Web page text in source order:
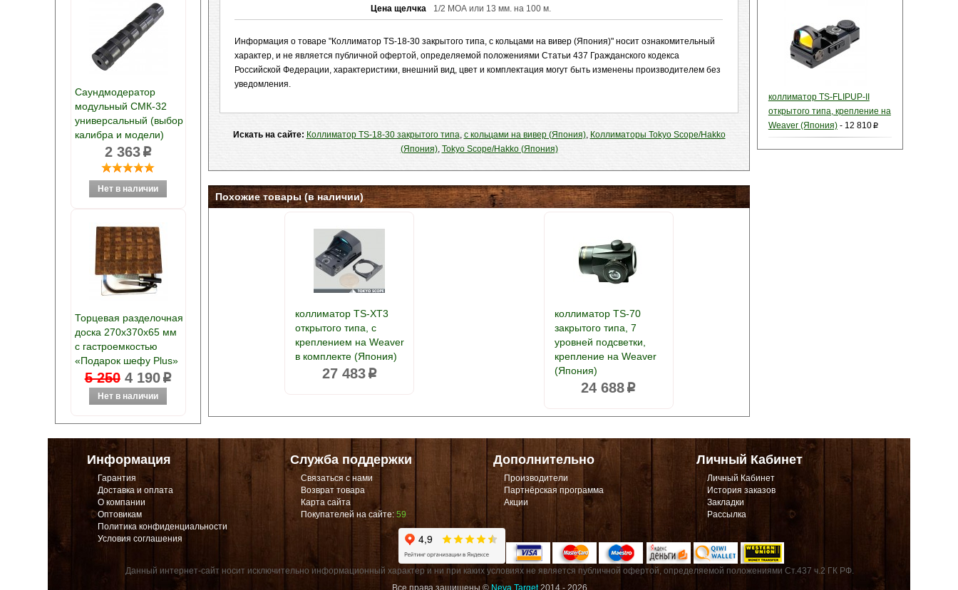
Саундмодератор
модульный СМК-32
универсальный (выбор
калибра и модели)
2 363p
Торцевая разделочная
доска 270х370х65 мм
с гастроемкостью
«Подарок шефу Plus»
5 250 4 190p
коллиматор TS-FLIPUP-II
открытого типа, крепление на
Weaver (Япония)- 12 810p
Цена щелчка 1/2 МОА или 13 мм. на 100 м.
Информация о товаре "Коллиматор TS-18-30 закрытого типа, с кольцами на вивер (Япония)" носит ознакомительный
характер, и не является публичной офертой, определяемой положениями Статьи 437 Гражданского кодекса
Российской Федерации, характеристики, внешний вид, цвет и комплектация могут быть изменены производителем без
уведомления.
Искать на сайте: Коллиматор TS-18-30 закрытого типа, с кольцами на вивер (Япония), Коллиматоры Tokyo Scope/Hakko
(Япония), Tokyo Scope/Hakko (Япония)
Похожие товары (в наличии)
коллиматор TS-XT3
открытого типа, с
креплением на Weaver
в комплекте (Япония)
27 483p
коллиматор TS-70
закрытого типа, 7
уровней подсветки,
крепление на Weaver
(Япония)
24 688 p
Информация
Гарантия
Доставка и оплата
О компании
Оптовикам
Политика конфиденциальности
Условия соглашения
Служба поддержки
Связаться с нами
Возврат товара
Карта сайта
Покупателей на сайте: 59
Дополнительно
Производители
Партнёрская программа
Акции
Личный Кабинет
Личный Кабинет
История заказов
Закладки
Рассылка
Данный интернет-сайт носит исключительно информационный характер и ни при каких условиях не является публичной офертой, определяемой положениями Ст.437 ч.2 ГК РФ.
Все права защищены © Neva Target2014 - 2026